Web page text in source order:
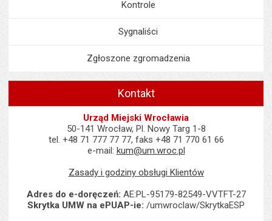
Kontrole
Sygnaliści
Zgłoszone zgromadzenia
Kontakt
Urząd Miejski Wrocławia
50-141 Wrocław, Pl. Nowy Targ 1-8
tel. +48 71 777 77 77, faks +48 71 770 61 66
e-mail: kum@um.wroc.pl
Zasady i godziny obsługi Klientów
Adres do e-doręczeń: AE:PL-95179-82549-VVTFT-27
Skrytka UMW na ePUAP-ie: /umwroclaw/SkrytkaESP